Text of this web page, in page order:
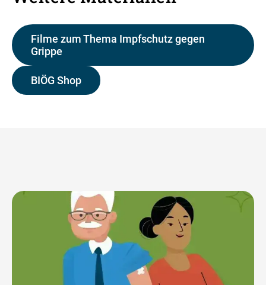
Filme zum Thema Impfschutz gegen
Grippe
BIÖG Shop